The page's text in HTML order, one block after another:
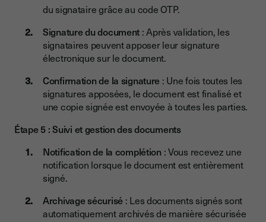
du signataire grâce au code OTP.
Signature du document : Après validation, les
signataires peuvent apposer leur signature
électronique sur le document.
Confirmation de la signature : Une fois toutes les
signatures apposées, le document est finalisé et
une copie signée est envoyée à toutes les parties.
Étape 5 : Suivi et gestion des documents
Notification de la complétion: Vous recevez une
notification lorsque le document est entièrement
signé.
Archivage sécurisé: Les documents signés sont
automatiquement archivés de manière sécurisée